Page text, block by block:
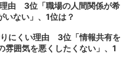
由 3位「職場の人間関係が希
ない」、1位は？
りにくい理由 3位「情報共有を
雰囲気を悪くしたくない」、1